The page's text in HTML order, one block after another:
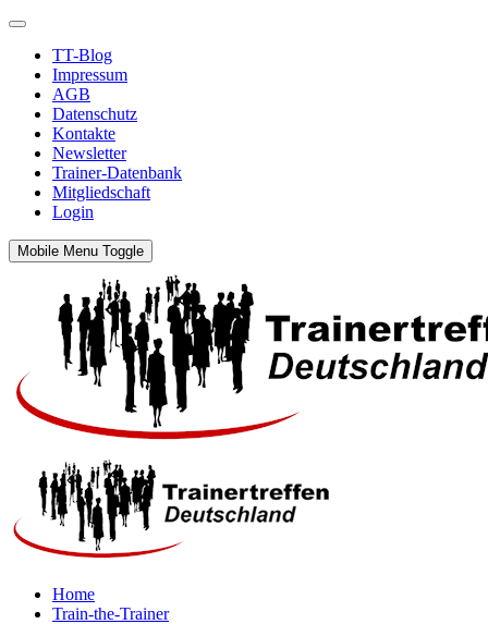
TT-Blog
Impressum
AGB
Datenschutz
Kontakte
Newsletter
Trainer-Datenbank
Mitgliedschaft
Login
Mobile Menu Toggle
Home
Train-the-Trainer